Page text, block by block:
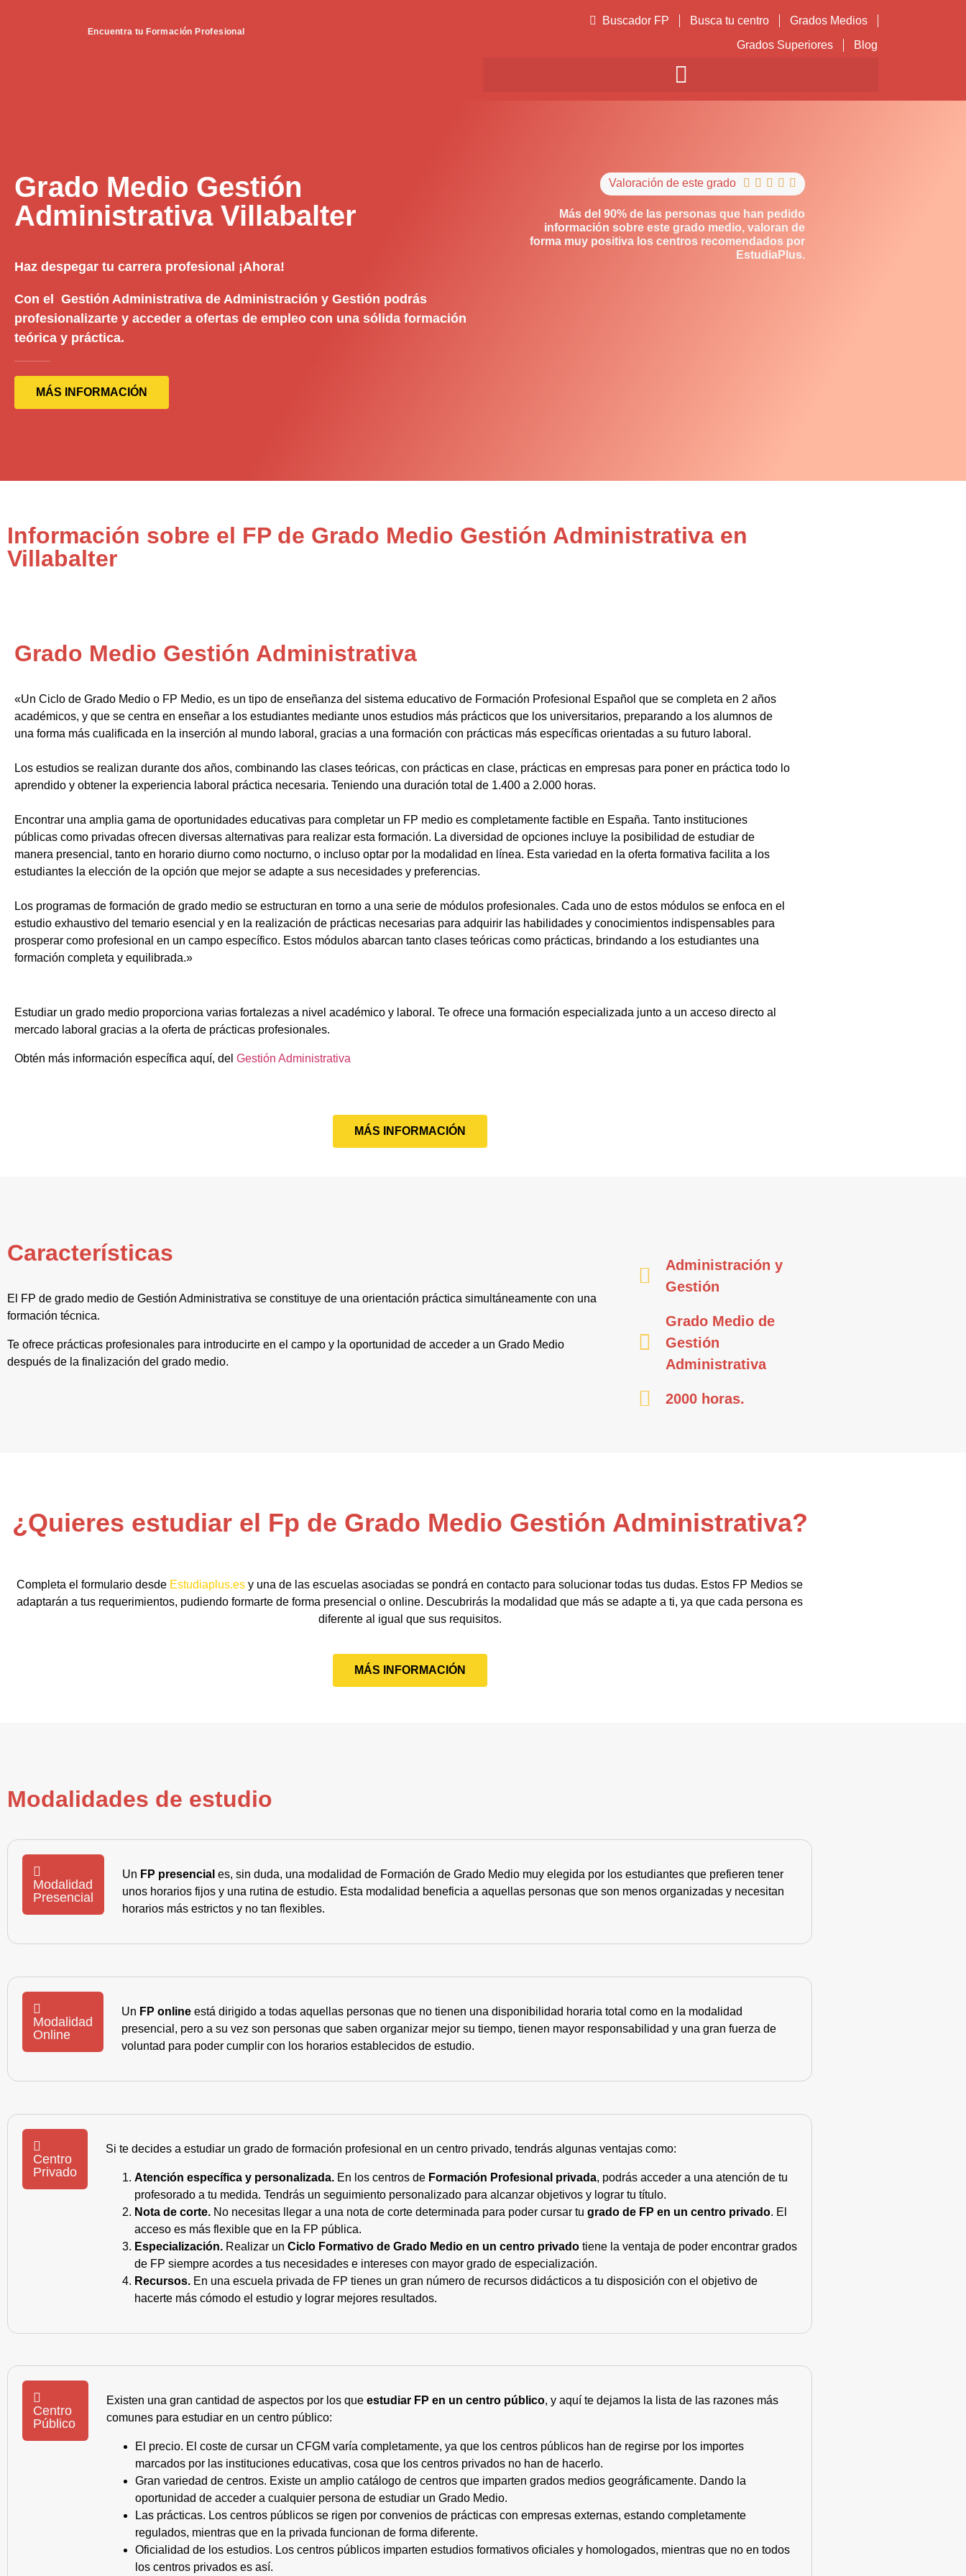
Encuentra tu Formación Profesional
Buscador FP Busca tu centro
Grados Medios
Grados Superiores
Blog
Grado Medio Gestión
Administrativa Villabalter
Haz despegar tu carrera profesional ¡Ahora!
Con el Gestión Administrativa de Administración y Gestión podrás
profesionalizarte y acceder a ofertas de empleo con una sólida formación
teórica y práctica.
MÁS INFORMACIÓN
Valoración de este grado     
Más del 90% de las personas que han pedido
información sobre este grado medio, valoran de
forma muy positiva los centros recomendados por
EstudiaPlus.
Información sobre el FP de Grado Medio Gestión Administrativa en
Villabalter
Grado Medio Gestión Administrativa
«Un Ciclo de Grado Medio o FP Medio, es un tipo de enseñanza del sistema educativo de Formación Profesional Español que se completa en 2 años
académicos, y que se centra en enseñar a los estudiantes mediante unos estudios más prácticos que los universitarios, preparando a los alumnos de
una forma más cualificada en la inserción al mundo laboral, gracias a una formación con prácticas más específicas orientadas a su futuro laboral.
Los estudios se realizan durante dos años, combinando las clases teóricas, con prácticas en clase, prácticas en empresas para poner en práctica todo lo
aprendido y obtener la experiencia laboral práctica necesaria. Teniendo una duración total de 1.400 a 2.000 horas.
Encontrar una amplia gama de oportunidades educativas para completar un FP medio es completamente factible en España. Tanto instituciones
públicas como privadas ofrecen diversas alternativas para realizar esta formación. La diversidad de opciones incluye la posibilidad de estudiar de
manera presencial, tanto en horario diurno como nocturno, o incluso optar por la modalidad en línea. Esta variedad en la oferta formativa facilita a los
estudiantes la elección de la opción que mejor se adapte a sus necesidades y preferencias.
Los programas de formación de grado medio se estructuran en torno a una serie de módulos profesionales. Cada uno de estos módulos se enfoca en el
estudio exhaustivo del temario esencial y en la realización de prácticas necesarias para adquirir las habilidades y conocimientos indispensables para
prosperar como profesional en un campo específico. Estos módulos abarcan tanto clases teóricas como prácticas, brindando a los estudiantes una
formación completa y equilibrada.»
Estudiar un grado medio proporciona varias fortalezas a nivel académico y laboral. Te ofrece una formación especializada junto a un acceso directo al
mercado laboral gracias a la oferta de prácticas profesionales.
Obtén más información específica aquí, del Gestión Administrativa
MÁS INFORMACIÓN
Características
El FP de grado medio de Gestión Administrativa se constituye de una orientación práctica simultáneamente con una
formación técnica.
Te ofrece prácticas profesionales para introducirte en el campo y la oportunidad de acceder a un Grado Medio
después de la finalización del grado medio.
Administración y
Gestión
Grado Medio de
Gestión
Administrativa
2000 horas.
¿Quieres estudiar el Fp de Grado Medio Gestión Administrativa?
Completa el formulario desde Estudiaplus.es y una de las escuelas asociadas se pondrá en contacto para solucionar todas tus dudas. Estos FP Medios se
adaptarán a tus requerimientos, pudiendo formarte de forma presencial o online. Descubrirás la modalidad que más se adapte a ti, ya que cada persona es
diferente al igual que sus requisitos.
MÁS INFORMACIÓN
Modalidades de estudio
Modalidad
Presencial
Un FP presencial es, sin duda, una modalidad de Formación de Grado Medio muy elegida por los estudiantes que prefieren tener
unos horarios fijos y una rutina de estudio. Esta modalidad beneficia a aquellas personas que son menos organizadas y necesitan
horarios más estrictos y no tan flexibles.
Modalidad
Online
Un FP online está dirigido a todas aquellas personas que no tienen una disponibilidad horaria total como en la modalidad
presencial, pero a su vez son personas que saben organizar mejor su tiempo, tienen mayor responsabilidad y una gran fuerza de
voluntad para poder cumplir con los horarios establecidos de estudio.
Centro
Privado
Si te decides a estudiar un grado de formación profesional en un centro privado, tendrás algunas ventajas como:
Atención específica y personalizada. En los centros de Formación Profesional privada, podrás acceder a una atención de tu
profesorado a tu medida. Tendrás un seguimiento personalizado para alcanzar objetivos y lograr tu título.
Nota de corte. No necesitas llegar a una nota de corte determinada para poder cursar tu grado de FP en un centro privado. El
acceso es más flexible que en la FP pública.
Especialización. Realizar un Ciclo Formativo de Grado Medio en un centro privado tiene la ventaja de poder encontrar grados
de FP siempre acordes a tus necesidades e intereses con mayor grado de especialización.
Recursos. En una escuela privada de FP tienes un gran número de recursos didácticos a tu disposición con el objetivo de
hacerte más cómodo el estudio y lograr mejores resultados.
Centro
Público
Existen una gran cantidad de aspectos por los queestudiar FP en un centro público, y aquí te dejamos la lista de las razones más
comunes para estudiar en un centro público:
El precio. El coste de cursar un CFGM varía completamente, ya que los centros públicos han de regirse por los importes
marcados por las instituciones educativas, cosa que los centros privados no han de hacerlo.
Gran variedad de centros. Existe un amplio catálogo de centros que imparten grados medios geográficamente. Dando la
oportunidad de acceder a cualquier persona de estudiar un Grado Medio.
Las prácticas. Los centros públicos se rigen por convenios de prácticas con empresas externas, estando completamente
regulados, mientras que en la privada funcionan de forma diferente.
Oficialidad de los estudios. Los centros públicos imparten estudios formativos oficiales y homologados, mientras que no en todos
los centros privados es así.